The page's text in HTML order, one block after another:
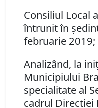
Consiliul Local
întrunit în
februarie 2019;
Analizând, la
Municipiului
specialitate al
cadrul Direcţiei